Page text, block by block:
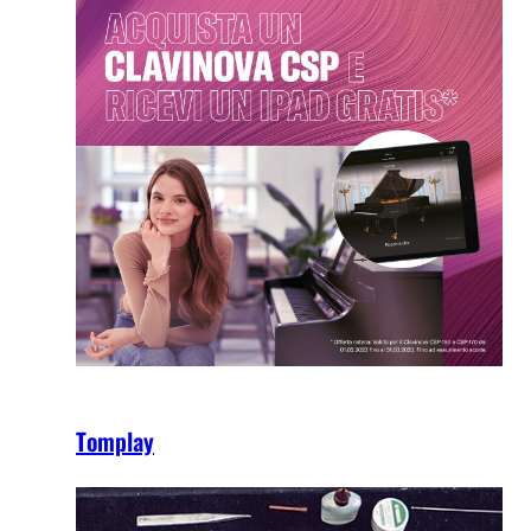
Tomplay